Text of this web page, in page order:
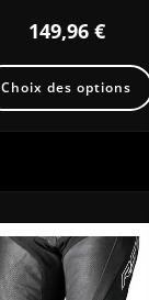
149,96 €
Choix des options